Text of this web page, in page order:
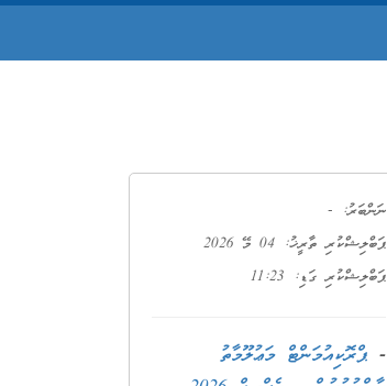
ނަންބަރު: -
ޕަބްލިޝްކުރި ތާރީޚު: 04 މޭ 2026
ޕަބްލިޝްކުރި ގަޑި: 11:23
- ޕްރޮކިއުމަންޓް މަޢުލޫމާތު